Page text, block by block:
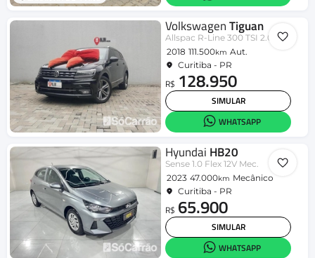
VolkswagenTiguan
Allspac R-Line 300 TSI 2.0
2018 111.500km Aut.
Curitiba - PR
R$ 128.950
SIMULAR
WHATSAPP
Hyundai HB20
Sense 1.0 Flex 12V Mec.
2023 47.000km Mecânico
Curitiba - PR
R$ 65.900
SIMULAR
WHATSAPP